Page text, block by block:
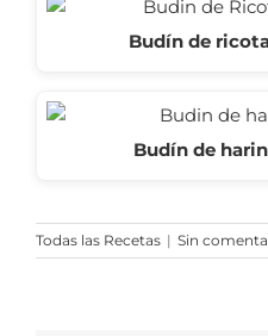
Budín de
Budín de
Todas las Recetas | Sin